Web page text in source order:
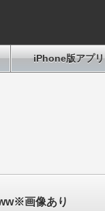
iPhone版アプリ
画像あり